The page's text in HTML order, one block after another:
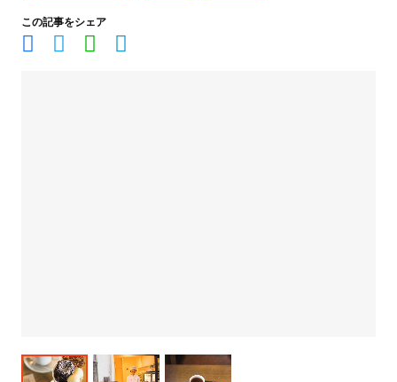
この記事をシェア